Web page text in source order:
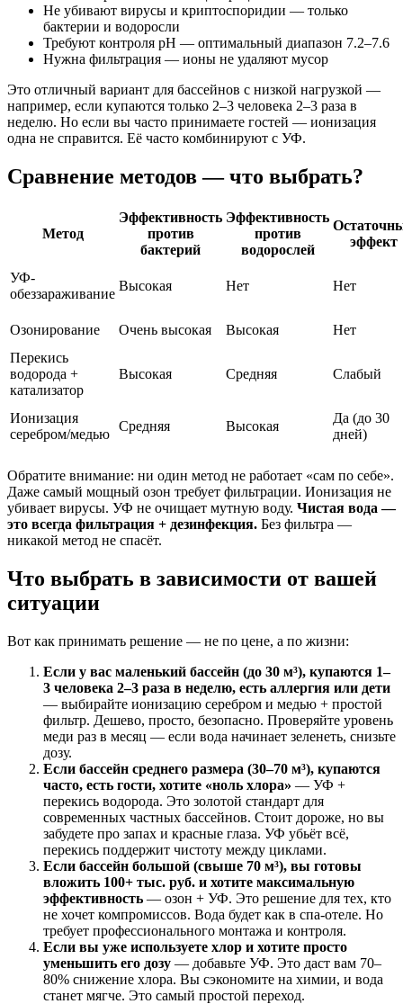
Не убивают вирусы и криптоспоридии — только
бактерии и водоросли
Требуют контроля pH — оптимальный диапазон 7.2–7.6
Нужна фильтрация — ионы не удаляют мусор
Это отличный вариант для бассейнов с низкой нагрузкой —
например, если купаются только 2–3 человека 2–3 раза в
неделю. Но если вы часто принимаете гостей — ионизация
одна не справится. Её часто комбинируют с УФ.
Сравнение методов — что выбрать?
Метод
Эффективность
против
бактерий
Эффективность
против
водорослей
эффект
УФ-
обеззараживание
Высокая Нет Нет
Озонирование Очень высокая Высокая
Нет
Перекись
водорода +
катализатор
Высокая Средняя Слабый
Ионизация
серебром/медью
Средняя Высокая
Да (до 30
дней)
Обратите внимание: ни один метод не работает «сам по себе».
Даже самый мощный озон требует фильтрации. Ионизация не
убивает вирусы. УФ не очищает мутную воду. Чистая вода —
это всегда фильтрация + дезинфекция. Без фильтра —
никакой метод не спасёт.
Что выбрать в зависимости от вашей
ситуации
Вот как принимать решение — не по цене, а по жизни:
Если у вас маленький бассейн (до 30 м³), купаются 1–
3 человека 2–3 раза в неделю, есть аллергия или дети
— выбирайте ионизацию серебром и медью + простой
фильтр. Дешево, просто, безопасно. Проверяйте уровень
меди раз в месяц — если вода начинает зеленеть, снизьте
дозу.
Если бассейн среднего размера (30–70 м³), купаются
часто, есть гости, хотите «ноль хлора» — УФ +
перекись водорода. Это золотой стандарт для
современных частных бассейнов. Стоит дороже, но вы
забудете про запах и красные глаза. УФ убьёт всё,
перекись поддержит чистоту между циклами.
Если бассейн большой (свыше 70 м³), вы готовы
вложить 100+ тыс. руб. и хотите максимальную
эффективность — озон + УФ. Это решение для тех, кто
не хочет компромиссов. Вода будет как в спа-отеле. Но
требует профессионального монтажа и контроля.
Если вы уже используете хлор и хотите просто
уменьшить его дозу — добавьте УФ. Это даст вам 70–
80% снижение хлора. Вы сэкономите на химии, и вода
станет мягче. Это самый простой переход.